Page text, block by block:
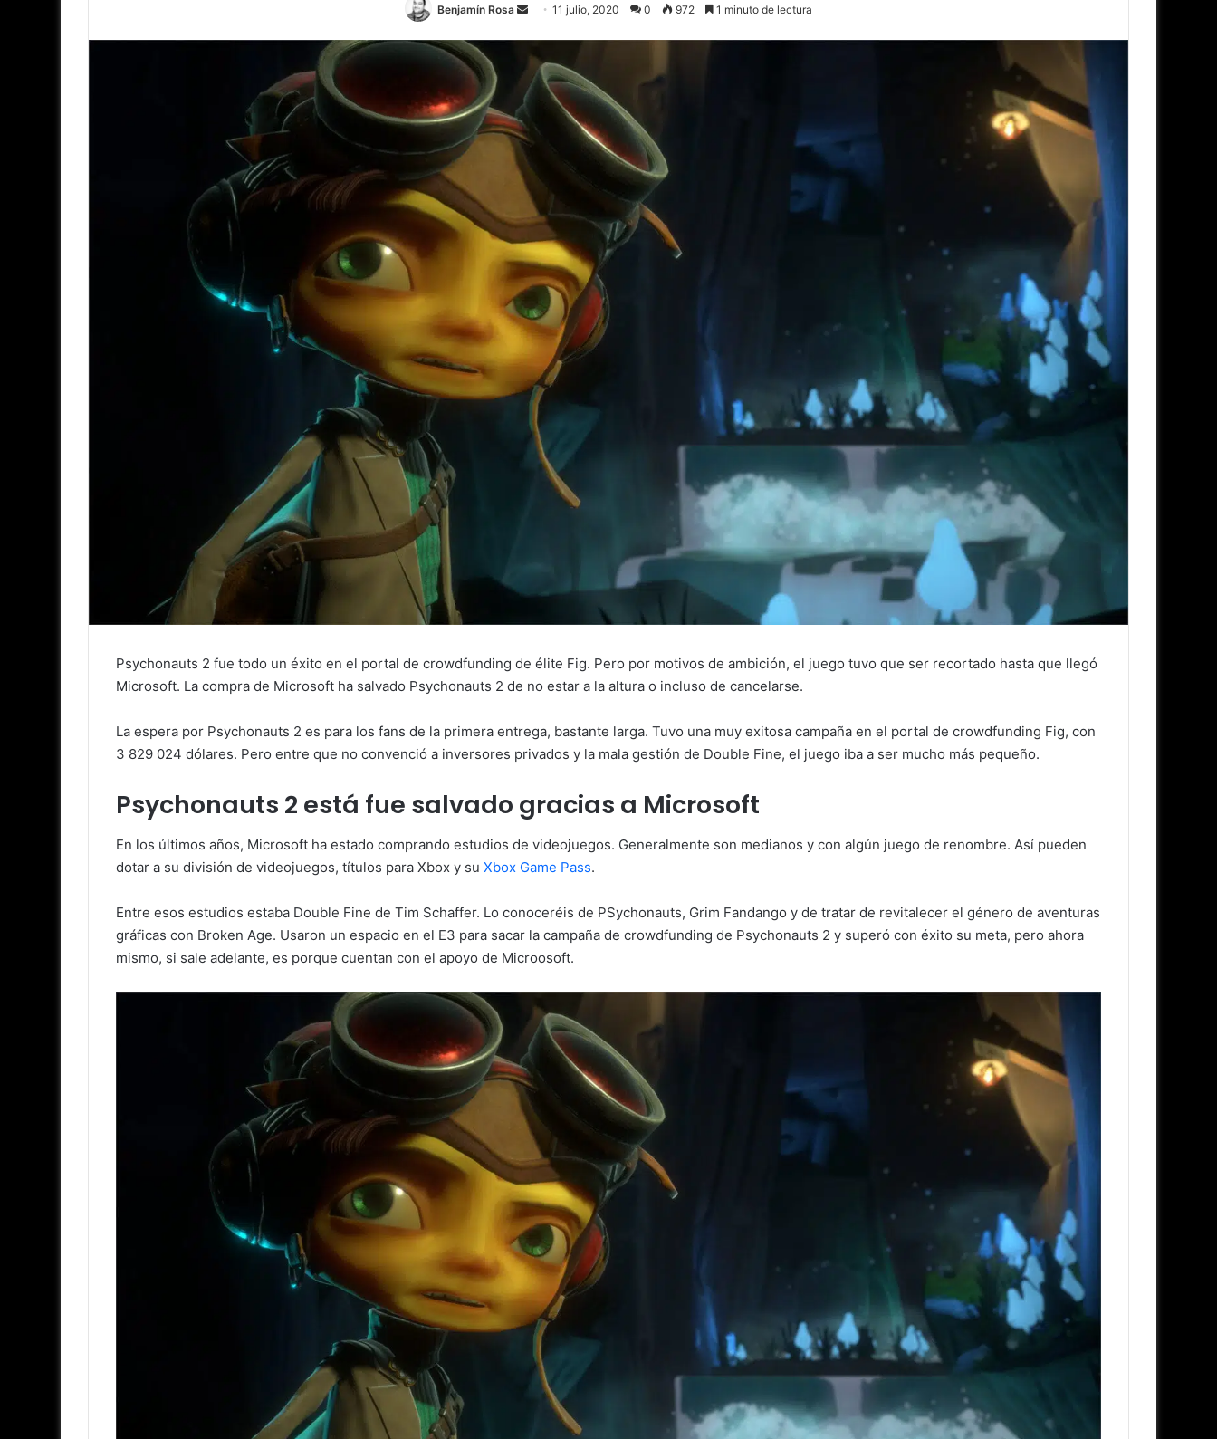
Benjamín Rosa
Send11 julio, 2020 0 972 1 minuto de lectura
Psychonauts 2 fue todo un éxito en el portal de crowdfunding de élite Fig. Pero por motivos de ambición, el juego tuvo que ser recortado hasta que llegó
Microsoft. La compra de Microsoft ha salvado Psychonauts 2 de no estar a la altura o incluso de cancelarse.
La espera por Psychonauts 2 es para los fans de la primera entrega, bastante larga. Tuvo una muy exitosa campaña en el portal de crowdfunding Fig, con
3 829 024 dólares. Pero entre que no convenció a inversores privados y la mala gestión de Double Fine, el juego iba a ser mucho más pequeño.
Psychonauts 2 está fue salvado gracias a Microsoft
En los últimos años, Microsoft ha estado comprando estudios de videojuegos. Generalmente son medianos y con algún juego de renombre. Así pueden
dotar a su división de videojuegos, títulos para Xbox y su Xbox Game Pass.
Entre esos estudios estaba Double Fine de Tim Schaffer. Lo conoceréis de PSychonauts, Grim Fandango y de tratar de revitalecer el género de aventuras
gráficas con Broken Age. Usaron un espacio en el E3 para sacar la campaña de crowdfunding de Psychonauts 2 y superó con éxito su meta, pero ahora
mismo, si sale adelante, es porque cuentan con el apoyo de Microosoft.